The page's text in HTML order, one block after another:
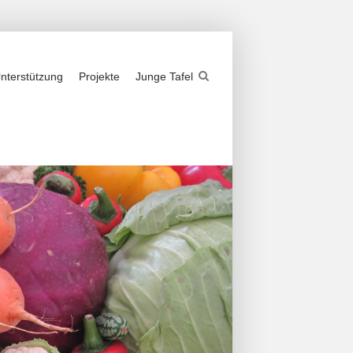
Projekte Junge Tafel